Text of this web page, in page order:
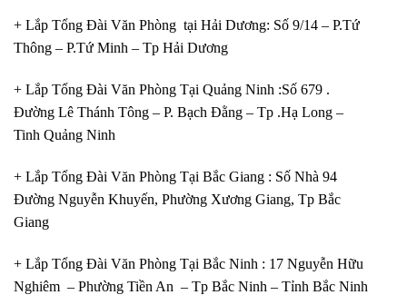
+ Lắp Tổng Đài Văn Phòng tại Hải Dương: Số 9/14 – P.Tứ
Thông – P.Tứ Minh – Tp Hải Dương
+ Lắp Tổng Đài Văn Phòng Tại Quảng Ninh :Số 679 .
Đường Lê Thánh Tông – P. Bạch Đằng – Tp .Hạ Long –
Tinh Quảng Ninh
+ Lắp Tổng Đài Văn Phòng Tại Bắc Giang : Số Nhà 94
Đường Nguyễn Khuyến, Phường Xương Giang, Tp Bắc
Giang
+ Lắp Tổng Đài Văn Phòng Tại Bắc Ninh : 17 Nguyễn Hữu
Nghiêm – Phường Tiền An – Tp Bắc Ninh – Tỉnh Bắc Ninh